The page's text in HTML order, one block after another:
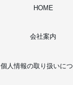
HOME
会社案内
個人情報の取り扱いに